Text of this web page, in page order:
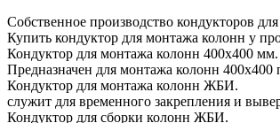
Собственное производство кондукторов
Купить кондуктор для монтажа колонн у
Кондуктор для монтажа колонн 400х400 мм.
Предназначен для монтажа колонн 400х400
Кондуктор для монтажа колонн ЖБИ.
служит для временного закрепления и
Кондуктор для сборки колонн ЖБИ.